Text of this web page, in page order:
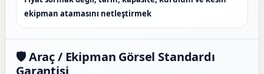
ekipman atamasını netleştirmek
🛡️ Araç / Ekipman Görsel Standardı